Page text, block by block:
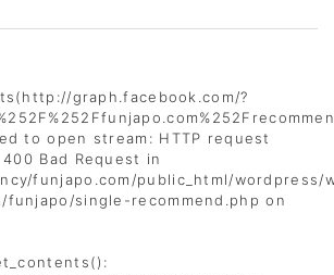
graph.facebook.com/?
to open stream: HTTP request
Bad Request in
funjapo.com/public_html/wordpress/
single-recommend.php on